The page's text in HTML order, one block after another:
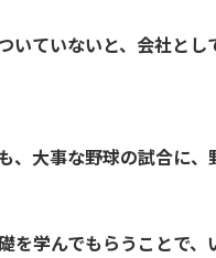
いていないと、会社とし
、大事な野球の試合に
を学んでもらうことで